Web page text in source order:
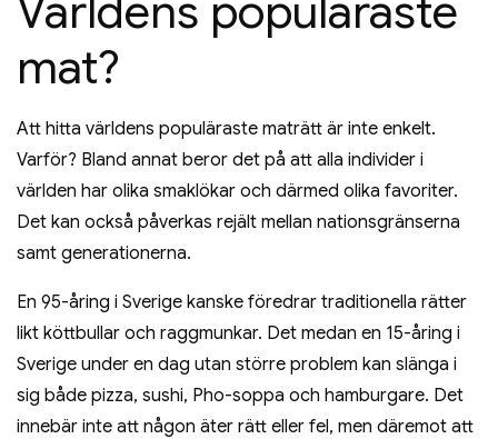
mat?
Att hitta världens populäraste maträtt är inte enkelt.
Varför? Bland annat beror det på att alla individer i
världen har olika smaklökar och därmed olika favoriter.
Det kan också påverkas rejält mellan nationsgränserna
samt generationerna.
En 95-åring i Sverige kanske föredrar traditionella rätter
likt köttbullar och raggmunkar. Det medan en 15-åring i
Sverige under en dag utan större problem kan slänga i
sig både pizza, sushi, Pho-soppa och hamburgare. Det
innebär inte att någon äter rätt eller fel, men däremot att